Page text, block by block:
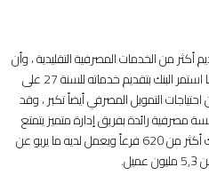
من الخدمات المصرفية التقليدية ، وأن
يكون أفضل مصرف تمويل في تركيا ، كما استمر البنك بتقديم خدماته للسنة 27 على
التمويل المصرفي أيضاً تكبر ، وقد
مصرفية رائدة بفريق إدارة متميز يتمتع
بالكفاءة والخبرة ، وتضم شبكة فروع البنك أكثر من 620 فرعاً ويعمل لديه ما يربو عن